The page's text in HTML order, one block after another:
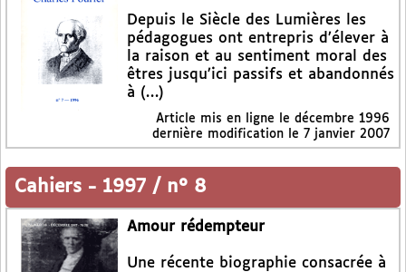
Depuis le Siècle des Lumières les
pédagogues ont entrepris d’élever à
la raison et au sentiment moral des
êtres jusqu’ici passifs et abandonnés
à (…)
Article mis en ligne le décembre 1996
dernière modification le 7 janvier 2007
Cahiers - 1997 / n° 8
Amour rédempteur
Une récente biographie consacrée à